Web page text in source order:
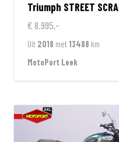
Triumph STREET
€ 8.995,-
Uit 2018 met 13488 km
MotoPort Leek